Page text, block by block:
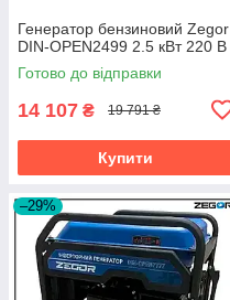
Генератор бензиновий Zegor
DIN-OPEN2499 2.5 кВт 220 В
Готово до відправки
14 107 ₴ 19 791 ₴
Купити
–29%